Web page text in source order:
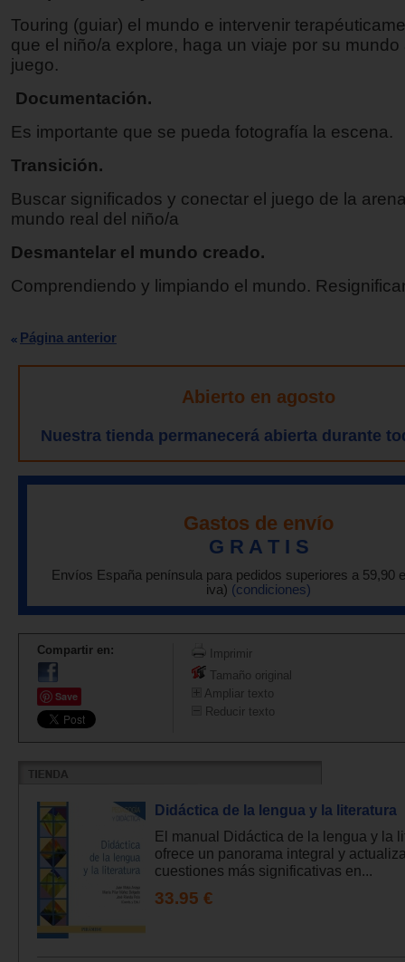
Touring (guiar) el mundo e intervenir
que el niño/a explore, haga un viaje por su mundo
juego.
Documentación.
Es importante que se pueda fotografía la escena.
Transición.
Buscar significados y conectar el juego de la
mundo real del niño/a
Desmantelar el mundo creado.
Comprendiendo y limpiando el mundo.
Página anterior
Abierto en agosto
Nuestra tienda permanecerá abierta durante
Gastos de envío
G R A T I S
Envíos España península para pedidos superiores a 59,90
iva) (condiciones)
Compartir en:
Save
Imprimir
Tamaño original
Ampliar texto
Reducir texto
Didáctica de la lengua y la literatura
El manual Didáctica de la lengua y la
ofrece un panorama integral y
cuestiones más significativas en...
33.95 €